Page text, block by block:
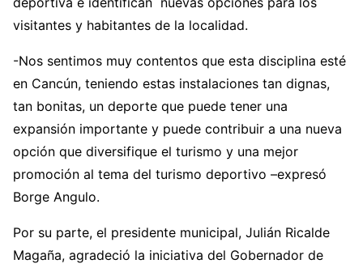
visitantes y habitantes de la localidad.
-Nos sentimos muy contentos que esta disciplina esté
en Cancún, teniendo estas instalaciones tan dignas,
tan bonitas, un deporte que puede tener una
expansión importante y puede contribuir a una nueva
opción que diversifique el turismo y una mejor
promoción al tema del turismo deportivo –expresó
Borge Angulo.
Por su parte, el presidente municipal, Julián Ricalde
Magaña, agradeció la iniciativa del Gobernador de